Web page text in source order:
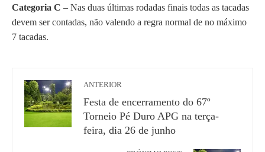
Categoria C – Nas duas últimas rodadas finais todas as tacadas
devem ser contadas, não valendo a regra normal de no máximo
7 tacadas.
ANTERIOR
Festa de encerramento do 67º
Torneio Pé Duro APG na terça-
feira, dia 26 de junho